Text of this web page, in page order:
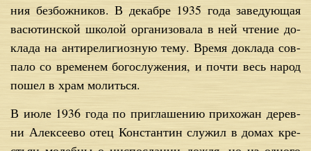
ния без­бож­ни­ков. В де­каб­ре 1935 го­да за­ве­ду­ю­щая
ва­сю­тин­ской шко­лой ор­га­ни­зо­ва­ла в ней чте­ние до­
кла­да на ан­ти­ре­ли­ги­оз­ную те­му. Вре­мя до­кла­да сов­
па­ло со вре­ме­нем бо­го­слу­же­ния, и по­чти весь на­род
по­шел в храм мо­лить­ся.
В июле 1936 го­да по при­гла­ше­нию при­хо­жан де­рев­
ни Алек­се­е­во отец Кон­стан­тин слу­жил в до­мах кре­